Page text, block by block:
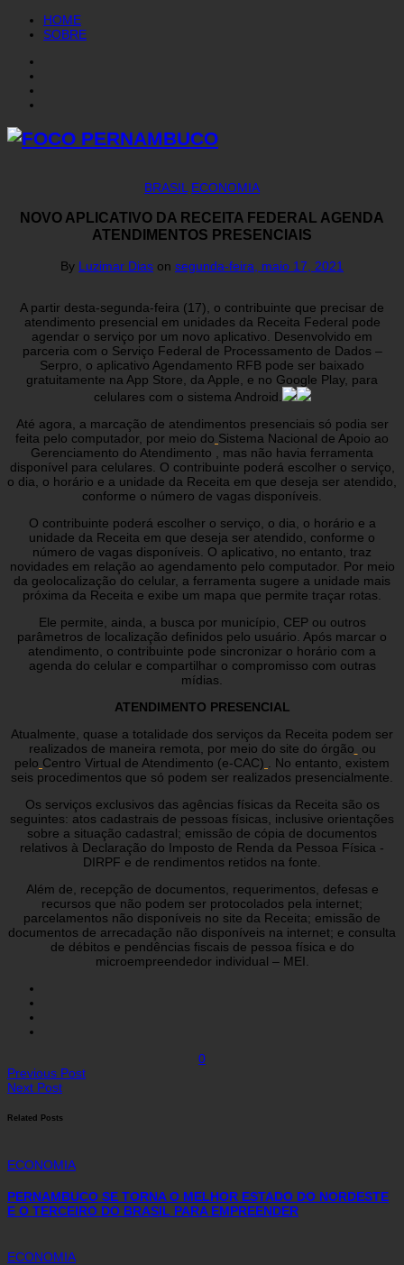
HOME
SOBRE
BRASIL ECONOMIA
NOVO APLICATIVO DA RECEITA FEDERAL AGENDA
ATENDIMENTOS PRESENCIAIS
By Luzimar Dias on segunda-feira, maio 17, 2021
A partir desta-segunda-feira (17), o contribuinte que precisar de
atendimento presencial em unidades da Receita Federal pode
agendar o serviço por um novo aplicativo. Desenvolvido em
parceria com o Serviço Federal de Processamento de Dados –
Serpro, o aplicativo Agendamento RFB pode ser baixado
gratuitamente na App Store, da Apple, e no Google Play, para
celulares com o sistema Android.
Até agora, a marcação de atendimentos presenciais só podia ser
feita pelo computador, por meio do Sistema Nacional de Apoio ao
Gerenciamento do Atendimento , mas não havia ferramenta
disponível para celulares. O contribuinte poderá escolher o serviço,
o dia, o horário e a unidade da Receita em que deseja ser atendido,
conforme o número de vagas disponíveis.
O contribuinte poderá escolher o serviço, o dia, o horário e a
unidade da Receita em que deseja ser atendido, conforme o
número de vagas disponíveis. O aplicativo, no entanto, traz
novidades em relação ao agendamento pelo computador. Por meio
da geolocalização do celular, a ferramenta sugere a unidade mais
próxima da Receita e exibe um mapa que permite traçar rotas.
Ele permite, ainda, a busca por município, CEP ou outros
parâmetros de localização definidos pelo usuário. Após marcar o
atendimento, o contribuinte pode sincronizar o horário com a
agenda do celular e compartilhar o compromisso com outras
mídias.
ATENDIMENTO PRESENCIAL
Atualmente, quase a totalidade dos serviços da Receita podem ser
realizados de maneira remota, por meio do site do órgão
ou
pelo Centro Virtual de Atendimento (e-CAC)
. No entanto, existem
seis procedimentos que só podem ser realizados presencialmente.
Os serviços exclusivos das agências físicas da Receita são os
seguintes: atos cadastrais de pessoas físicas, inclusive orientações
sobre a situação cadastral; emissão de cópia de documentos
relativos à Declaração do Imposto de Renda da Pessoa Física -
DIRPF e de rendimentos retidos na fonte.
Além de, recepção de documentos, requerimentos, defesas e
recursos que não podem ser protocolados pela internet;
parcelamentos não disponíveis no site da Receita; emissão de
documentos de arrecadação não disponíveis na internet; e consulta
de débitos e pendências fiscais de pessoa física e do
microempreendedor individual – MEI.
0
Previous Post
Next Post
Related Posts
ECONOMIA
PERNAMBUCO SE TORNA O MELHOR ESTADO DO NORDESTE
E O TERCEIRO DO BRASIL PARA EMPREENDER
ECONOMIA